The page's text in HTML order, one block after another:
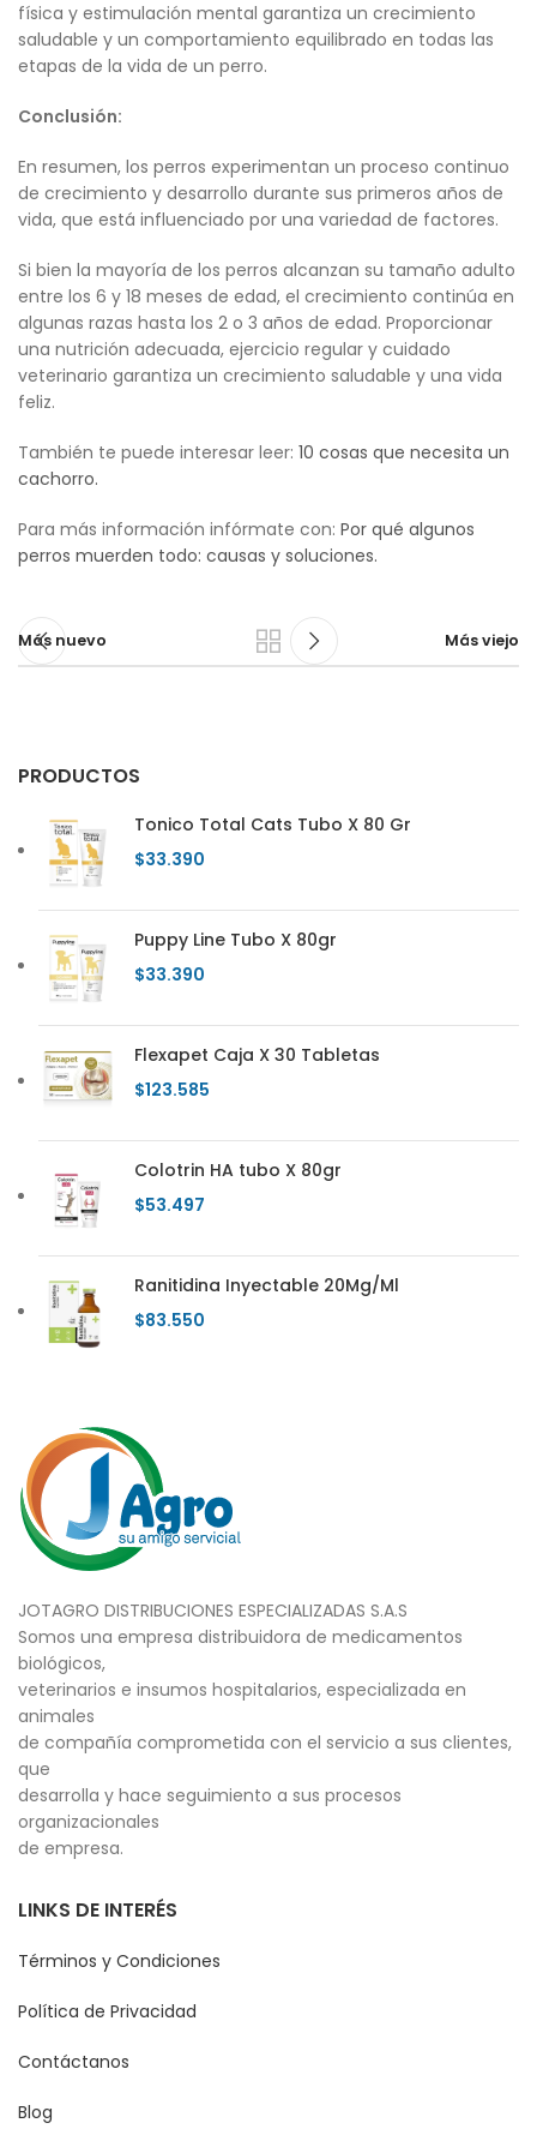
física y estimulación mental garantiza un crecimiento
saludable y un comportamiento equilibrado en todas las
etapas de la vida de un perro.
Conclusión:
En resumen, los perros experimentan un proceso continuo
de crecimiento y desarrollo durante sus primeros años de
vida, que está influenciado por una variedad de factores.
Si bien la mayoría de los perros alcanzan su tamaño adulto
entre los 6 y 18 meses de edad, el crecimiento continúa en
algunas razas hasta los 2 o 3 años de edad. Proporcionar
una nutrición adecuada, ejercicio regular y cuidado
veterinario garantiza un crecimiento saludable y una vida
feliz.
También te puede interesar leer: 10 cosas que necesita un
cachorro.
Para más información infórmate con: Por qué algunos
perros muerden todo: causas y soluciones.
Más nuevo Más viejo
PRODUCTOS
Tonico Total Cats Tubo X 80 Gr
$33.390
Puppy Line Tubo X 80gr
$33.390
Flexapet Caja X 30 Tabletas
$123.585
Colotrin HA tubo X 80gr
$53.497
Ranitidina Inyectable 20Mg/Ml
$83.550
JOTAGRO DISTRIBUCIONES ESPECIALIZADAS S.A.S
Somos una empresa distribuidora de medicamentos
biológicos,
veterinarios e insumos hospitalarios, especializada en
animales
de compañía comprometida con el servicio a sus clientes,
que
desarrolla y hace seguimiento a sus procesos
organizacionales
de empresa.
LINKS DE INTERÉS
Términos y Condiciones
Política de Privacidad
Contáctanos
Blog